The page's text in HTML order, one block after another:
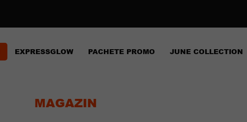
EXPRESSGLOW PACHETE PROMO JUNE COLLECTION
MAGAZIN